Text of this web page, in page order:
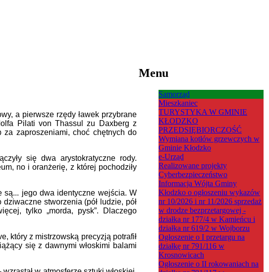
a pierwsze rzędy ławek przybrane
Pilati von Thassul zu Daxberg z
zaproszeniami, choć chętnych do
się dwa arystokratyczne rody.
no i oranżerię, z której pochodziły
są... jego dwa identyczne wejścia. W
stworzenia (pół ludzie, pół
tylko „morda, pysk”. Dlaczego
który z mistrzowską precyzją potrafił
się z dawnymi włoskimi balami
Menu
Samorząd
Mieszkaniec
TURYSTYKA W GMINIE
KŁODZKO
PRZEDSIĘBIORCZOŚĆ
Wymiana kotłów grzewczych w
Gminie Kłodzko
e-Urząd
Realizowane projekty
Cyberbezpieczeństwo
Informacja Wójta Gminy
Kłodzko o ogłoszeniu wykazów
nr 10/2026 i nr 11/2026 sprzedaż
w drodze bezprzetargowej -
działka nr 177/4 w Kamieńcu i
działka nr 619/2 w Wojborzu
Ogłoszenie o I przetargu na
działkę nr 791/116 w
Krosnowicach
Ogłoszenie o II rokowaniach na